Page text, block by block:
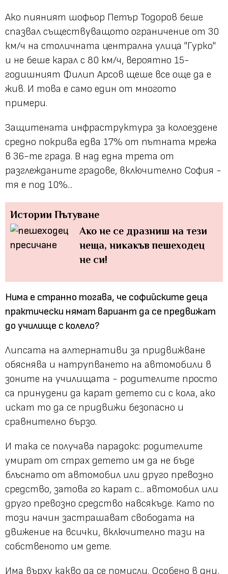
Ако пияният шофьор Петър Тодоров беше
спазвал съществуващото ограничение от 30
км/ч на столичната централна улица "Гурко"
и не беше карал с 80 км/ч, вероятно 15-
годишният Филип Арсов щеше все още да е
жив. И това е само един от многото
примери.
Защитената инфраструктура за колоездене
средно покрива едва 17% от пътната мрежа
в 36-те града. В над една трета от
разглежданите градове, включително София -
тя е под 10%...
Истории Пътуване
Ако не се дразниш на тези
неща, никакъв пешеходец
не си!
Нима е странно тогава, че софийските деца
практически нямат вариант да се предвижат
до училище с колело?
Липсата на алтернативи за придвижване
обяснява и натрупването на автомобили в
зоните на училищата - родителите просто
са принудени да карат детето си с кола, ако
искат то да се придвижи безопасно и
сравнително бързо.
И така се получава парадокс: родителите
умират от страх детето им да не бъде
блъснато от автомобил или друго превозно
средство, затова го карат с... автомобил или
друго превозно средство навсякъде. Като по
този начин застрашават свободата на
движение на всички, включително тази на
собственото им дете.
Има върху какво да се помисли. Особено в дни,